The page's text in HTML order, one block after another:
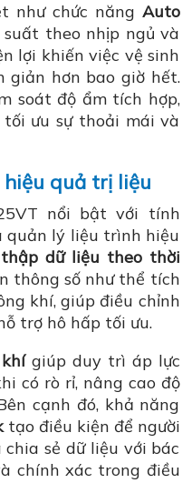
như chức năng Auto
theo nhịp ngủ và
lợi khiến việc vệ sinh
giản hơn bao giờ hết.
soát độ ẩm tích hợp,
tối ưu sự thoải mái và
quả trị liệu
nổi bật với tính
quản lý liệu trình hiệu
dữ liệu theo thời
thông số như thể tích
khí, giúp điều chỉnh
trợ hô hấp tối ưu.
giúp duy trì áp lực
có rò rỉ, nâng cao độ
cạnh đó, khả năng
tạo điều kiện để người
sẻ dữ liệu với bác
chính xác trong điều